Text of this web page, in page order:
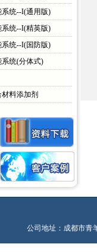
统--I(通用版)
统--I(精英版)
统--I(国防版)
统(分体式)
料添加剂
公司地址：成都市